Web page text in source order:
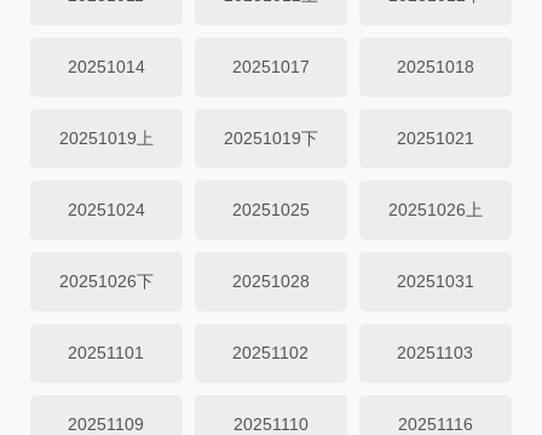
20251014 20251017 20251018
20251019上 20251019下 20251021
20251024 20251025 20251026上
20251026下 20251028 20251031
20251101 20251102 20251103
20251109 20251110 20251116